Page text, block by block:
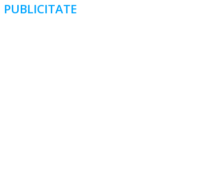
PUBLICITATE